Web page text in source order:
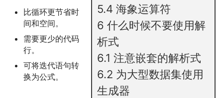
5.4 海象运算符
6 什么时候不要使用解
析式
6.1 注意嵌套的解析式
6.2 为大型数据集使用
生成器
比循环更节省时
间和空间。
需要更少的代码
行。
可将迭代语句转
换为公式。